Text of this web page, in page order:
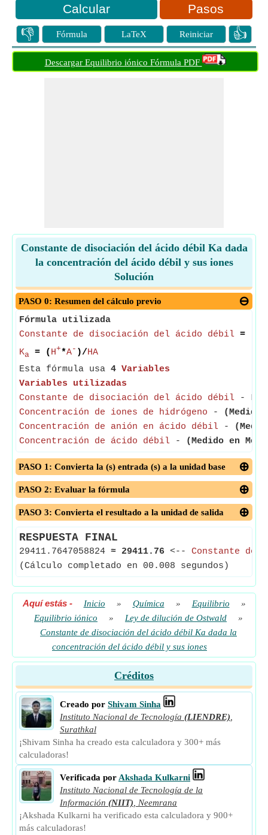
Pasos
👎 Fórmula LaTeX Reiniciar 👍
Descargar Equilibrio iónico Fórmula PDF
Constante de disociación del ácido débil Ka dada
la concentración del ácido débil y sus iones
Solución
PASO 0: Resumen del cálculo previo
Fórmula utilizada
Constante de disociación del ácido débil = (
Ka = ( H+*A- )/HA
Esta fórmula usa 4 Variables
Variables utilizadas
Constante de disociación del ácido débil - La
Concentración de iones de hidrógeno -
Concentración de anión en ácido débil -
Concentración de ácido débil - (Medido en
PASO 1: Convierta la (s) entrada (s) a la unidad base
PASO 2: Evaluar la fórmula
PASO 3: Convierta el resultado a la unidad de salida
RESPUESTA FINAL
29411.7647058824 ≈ 29411.76 <-- Constante de
(Cálculo completado en 00.008 segundos)
Aquí estás- Inicio » Química » Equilibrio
»
Equilibrio iónico
» Ley de dilución de Ostwald
»
Constante de disociación del ácido débil Ka dada la
concentración del ácido débil y sus iones
Créditos
Creado por Shivam Sinha
Instituto Nacional de Tecnología (LIENDRE)
Surathkal
¡Shivam Sinha ha creado esta calculadora y 300+ más
calculadoras!
Verificada por Akshada Kulkarni
Instituto Nacional de Tecnología de la
Información (NIIT)
Neemrana
¡Akshada Kulkarni ha verificado esta calculadora y 900+
más calculadoras!